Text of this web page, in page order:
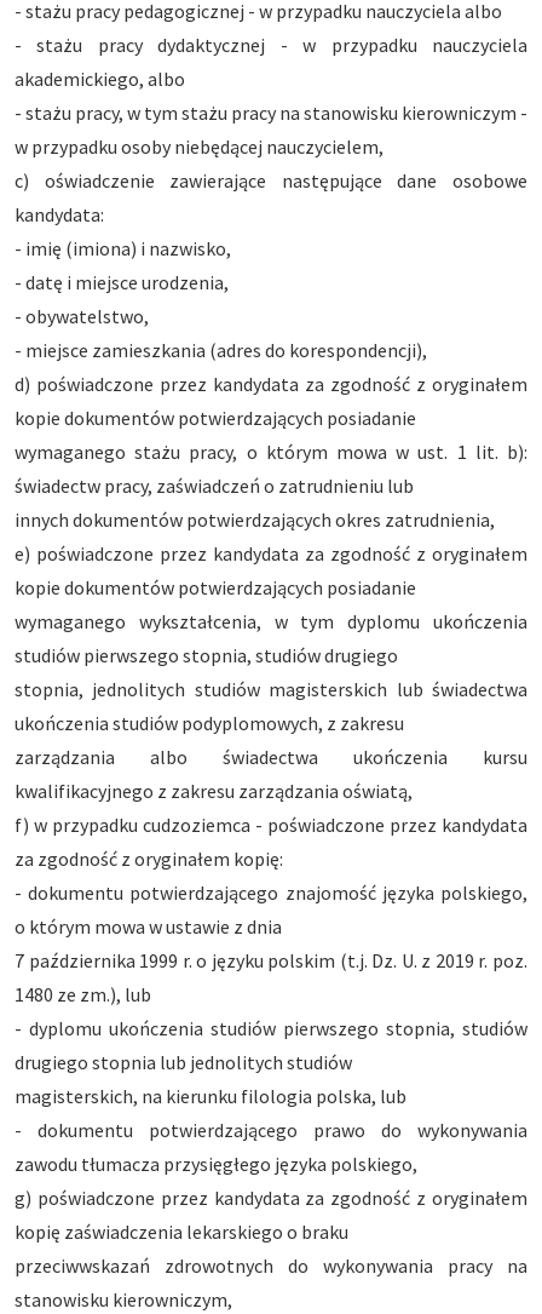
- stażu pracy pedagogicznej - w przypadku nauczyciela albo
- stażu pracy dydaktycznej - w przypadku nauczyciela
akademickiego, albo
- stażu pracy, w tym stażu pracy na stanowisku kierowniczym -
w przypadku osoby niebędącej nauczycielem,
c) oświadczenie zawierające następujące dane osobowe
kandydata:
- imię (imiona) i nazwisko,
- datę i miejsce urodzenia,
- obywatelstwo,
- miejsce zamieszkania (adres do korespondencji),
d) poświadczone przez kandydata za zgodność z oryginałem
kopie dokumentów potwierdzających posiadanie
wymaganego stażu pracy, o którym mowa w ust. 1 lit. b):
świadectw pracy, zaświadczeń o zatrudnieniu lub
innych dokumentów potwierdzających okres zatrudnienia,
e) poświadczone przez kandydata za zgodność z oryginałem
kopie dokumentów potwierdzających posiadanie
wymaganego wykształcenia, w tym dyplomu ukończenia
studiów pierwszego stopnia, studiów drugiego
stopnia, jednolitych studiów magisterskich lub świadectwa
ukończenia studiów podyplomowych, z zakresu
zarządzania albo świadectwa ukończenia kursu
kwalifikacyjnego z zakresu zarządzania oświatą,
f) w przypadku cudzoziemca - poświadczone przez kandydata
za zgodność z oryginałem kopię:
- dokumentu potwierdzającego znajomość języka polskiego,
o którym mowa w ustawie z dnia
7 października 1999 r. o języku polskim (t.j. Dz. U. z 2019 r. poz.
1480 ze zm.), lub
- dyplomu ukończenia studiów pierwszego stopnia, studiów
drugiego stopnia lub jednolitych studiów
magisterskich, na kierunku filologia polska, lub
- dokumentu potwierdzającego prawo do wykonywania
zawodu tłumacza przysięgłego języka polskiego,
g) poświadczone przez kandydata za zgodność z oryginałem
kopię zaświadczenia lekarskiego o braku
przeciwwskazań zdrowotnych do wykonywania pracy na
stanowisku kierowniczym,